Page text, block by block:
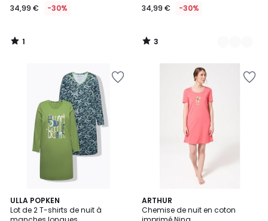
34,99 € -30%
1
/
34,99 € -30%
3
/
ULLA POPKEN
Lot de 2 T-shirts de nuit à
5
/
5
ARTHUR
Chemise de nuit en coton